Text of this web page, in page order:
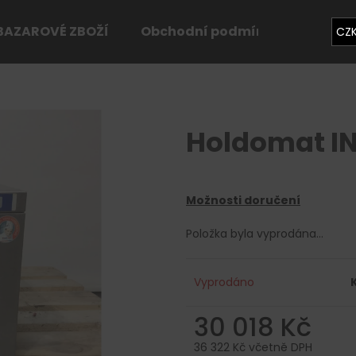
ZBOŽÍ Obchodní podmínky
Holdomat
Možnosti doručení
Položka byla vyprodána…
Vyprodáno
30 018 Kč
36 322 Kč včetně DPH
HLEDAT